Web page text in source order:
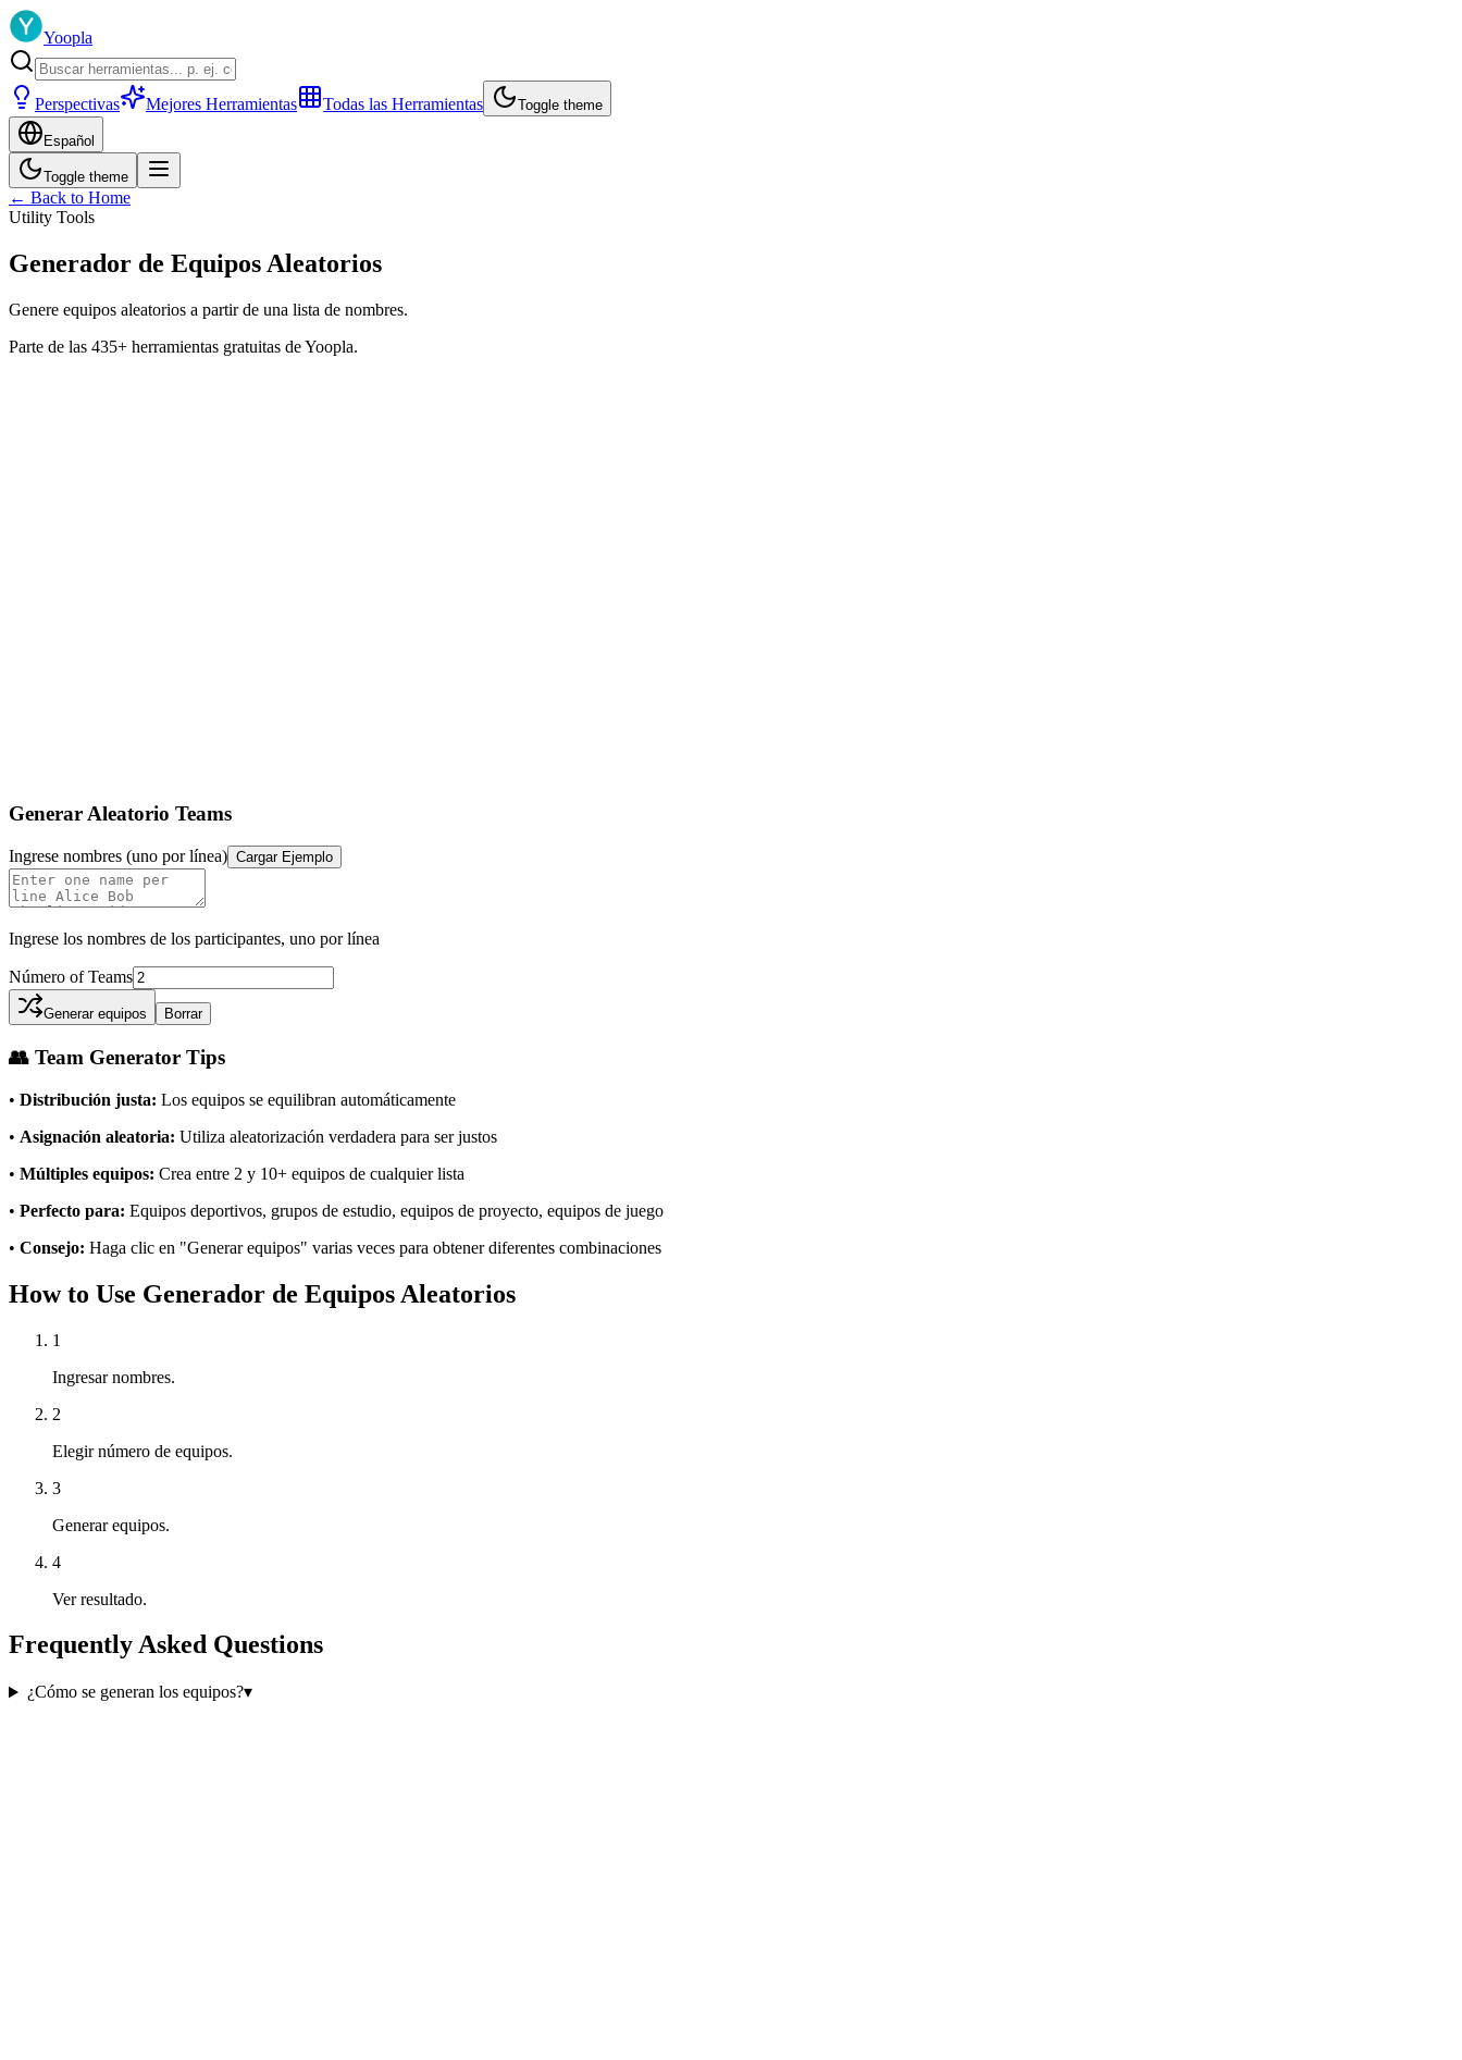
Yoopla
Perspectivas Mejores Herramientas Todas las Herramientas Toggle theme
Español
Toggle theme
← Back to Home
Utility Tools
Generador de Equipos Aleatorios
Genere equipos aleatorios a partir de una lista de nombres.
Parte de las 435+ herramientas gratuitas de Yoopla.
Generar Aleatorio Teams
Ingrese nombres (uno por línea) Cargar Ejemplo
Ingrese los nombres de los participantes, uno por línea
Número of Teams
Generar equipos Borrar
👥 Team Generator Tips
• Distribución justa: Los equipos se equilibran automáticamente
• Asignación aleatoria: Utiliza aleatorización verdadera para ser justos
• Múltiples equipos: Crea entre 2 y 10+ equipos de cualquier lista
• Perfecto para: Equipos deportivos, grupos de estudio, equipos de proyecto, equipos de juego
• Consejo: Haga clic en "Generar equipos" varias veces para obtener diferentes combinaciones
How to Use Generador de Equipos Aleatorios
1
Ingresar nombres.
2
Elegir número de equipos.
3
Generar equipos.
4
Ver resultado.
Frequently Asked Questions
¿Cómo se generan los equipos?▾